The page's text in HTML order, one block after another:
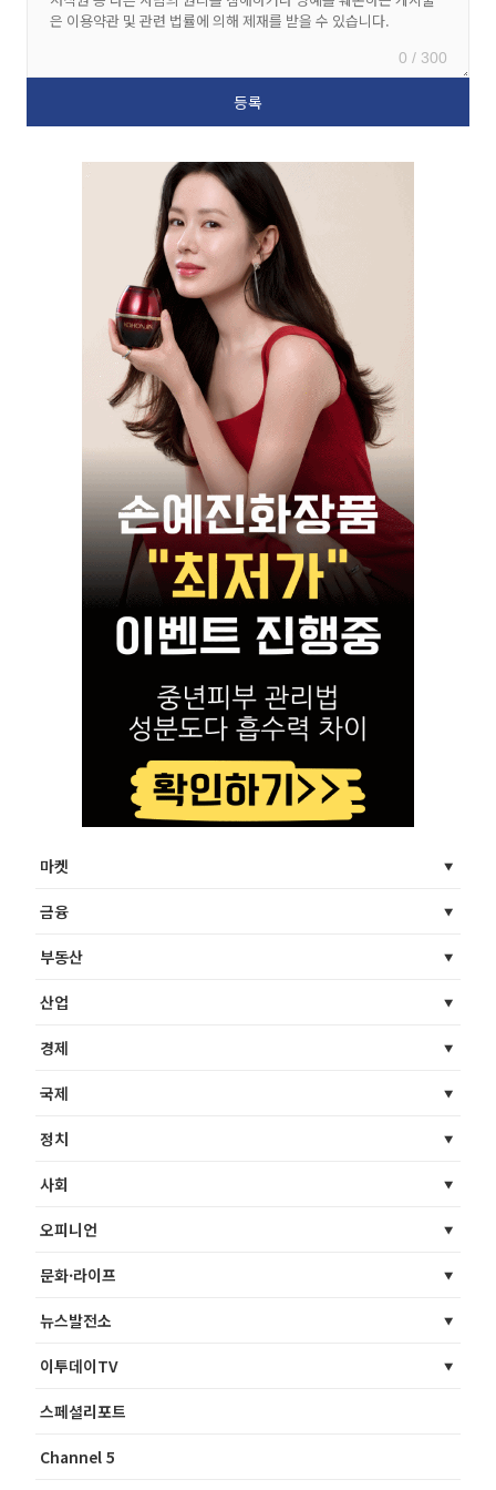
0 / 300
마켓
금융
부동산
산업
경제
국제
정치
사회
오피니언
문화·라이프
뉴스발전소
이투데이TV
스페셜리포트
Channel 5